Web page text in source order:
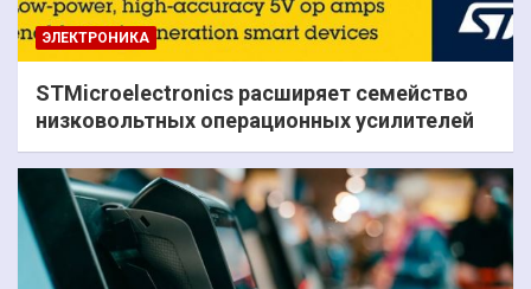
ЭЛЕКТРОНИКА
STMicroelectronics расширяет семейство
низковольтных операционных усилителей